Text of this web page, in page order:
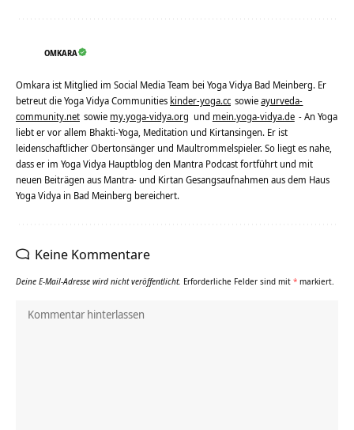
OMKARA
Omkara ist Mitglied im Social Media Team bei Yoga Vidya Bad Meinberg. Er
betreut die Yoga Vidya Communities kinder-yoga.cc sowieayurveda-
community.net sowie my.yoga-vidya.org und mein.yoga-vidya.de - An Yoga
liebt er vor allem Bhakti-Yoga, Meditation und Kirtansingen. Er ist
leidenschaftlicher Obertonsänger und Maultrommelspieler. So liegt es nahe,
dass er im Yoga Vidya Hauptblog den Mantra Podcast fortführt und mit
neuen Beiträgen aus Mantra- und Kirtan Gesangsaufnahmen aus dem Haus
Yoga Vidya in Bad Meinberg bereichert.
Keine Kommentare
Deine E-Mail-Adresse wird nicht veröffentlicht. Erforderliche Felder sind mit * markiert.